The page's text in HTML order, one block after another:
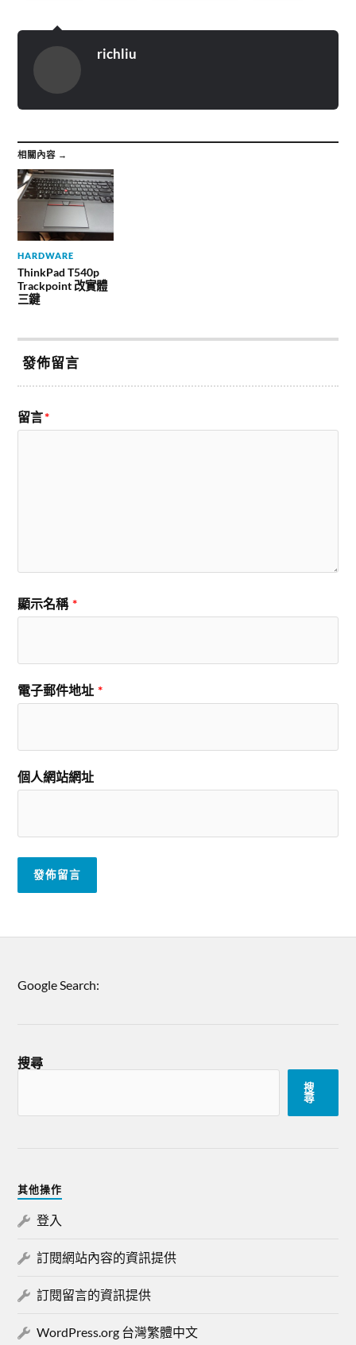
richliu
相關內容 →
HARDWARE
ThinkPad T540p
Trackpoint 改實體
三鍵
發佈留言
留言*
顯示名稱 *
電子郵件地址 *
個人網站網址
Google Search:
搜尋
搜
尋
其他操作
登入
訂閱網站內容的資訊提供
訂閱留言的資訊提供
WordPress.org 台灣繁體中文